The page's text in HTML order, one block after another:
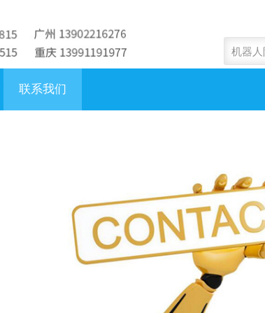
联系我们